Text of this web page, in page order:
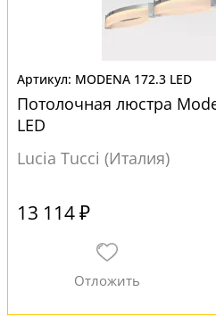
MODENA 172.3 LED
Потолочная люстра
LED
Lucia Tucci (Италия)
13 114 ₽